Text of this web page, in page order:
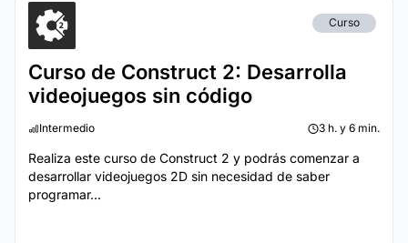
Curso
Curso de Construct 2: Desarrolla
videojuegos sin código
Intermedio 3 h. y 6 min.
Realiza este curso de Construct 2 y podrás comenzar a
desarrollar videojuegos 2D sin necesidad de saber
programar...